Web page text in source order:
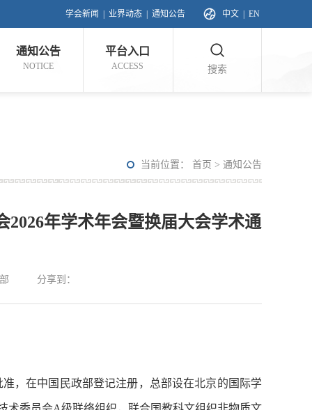
学会新闻 业界动态 通知公告 中文 EN
通知公告
NOTICE
平台入口
ACCESS 搜索
当前位置： 首页 > 通知公告
年学术年会暨换届大会学术通
分享到：
在中国民政部登记注册，总部设在北京的国际学